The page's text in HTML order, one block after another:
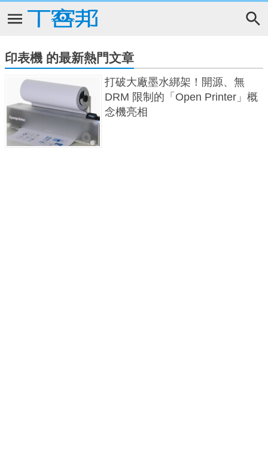
印表機 的最新熱門文章
打破大廠墨水綁架！開源、無
DRM 限制的「Open Printer」概
念機亮相